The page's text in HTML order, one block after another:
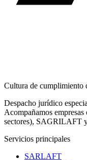
Cultura de cumplimiento
Despacho jurídico
Acompañamos
sectores), SAGRILAFT
Servicios principales
SARLAFT